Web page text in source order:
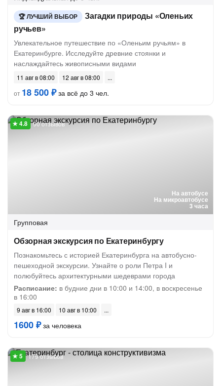
ЛУЧШИЙ ВЫБОР
Загадки природы «Оленьих
ручьев»
Увлекательное путешествие по «Оленьим ручьям» в
Екатеринбурге. Исследуйте древние стоянки и
наслаждайтесь живописными видами
11 авг в 08:00
12 авг в 08:00
от 18 500 ₽за всё до 3 чел.
На автобусе
На микроавтобусе
3 часа
90 отзывов
Групповая
Обзорная экскурсия по Екатеринбургу
Познакомьтесь с историей Екатеринбурга на автобусно-
пешеходной экскурсии. Узнайте о роли Петра I и
полюбуйтесь архитектурными шедеврами города
Расписание: в будние дни в 10:00 и 14:00, в воскресенье
в 16:00
9 авг в 16:00 10 авг в 10:00
1600 ₽за человека
179 отзывов